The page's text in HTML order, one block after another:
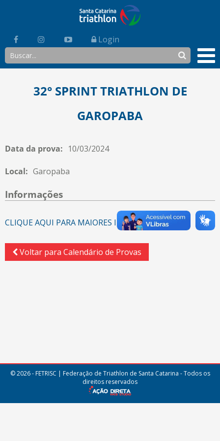
Login
32° SPRINT TRIATHLON DE
GAROPABA
Data da prova: 10/03/2024
Local: Garopaba
Informações
CLIQUE AQUI PARA MAIORES INFORMAÇÕES
Voltar para Calendário de Provas
© 2026 - FETRISC | Federação de Triathlon de Santa Catarina - Todos os
direitos reservados